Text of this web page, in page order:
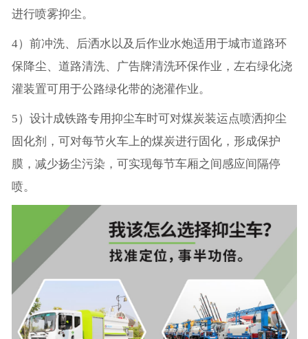
进行喷雾抑尘。
4）前冲洗、后洒水以及后作业水炮适用于城市道路环
保降尘、道路清洗、广告牌清洗环保作业，左右绿化浇
灌装置可用于公路绿化带的浇灌作业。
5）设计成铁路专用抑尘车时可对煤炭装运点喷洒抑尘
固化剂，可对每节火车上的煤炭进行固化，形成保护
膜，减少扬尘污染，可实现每节车厢之间感应间隔停
喷。